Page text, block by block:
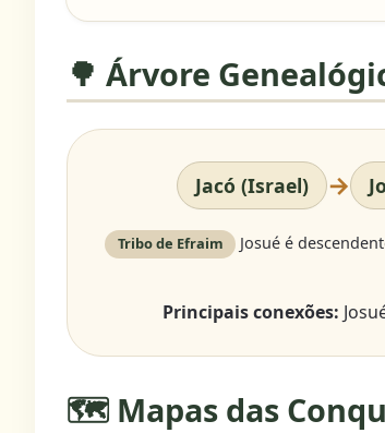
🌳 Árvore
Jacó (Israel) →
Tribo de Efraim
Josué é
Principais conexões:
🗺️ Mapas das